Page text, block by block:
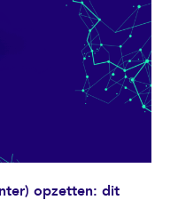
opzetten: dit